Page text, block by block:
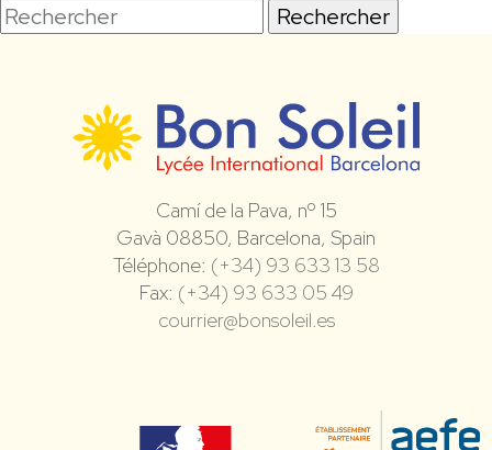
Rechercher
Camí de la Pava, nº 15
Gavà 08850, Barcelona, Spain
Téléphone: (+34) 93 633 13 58
Fax: (+34) 93 633 05 49
courrier@bonsoleil.es